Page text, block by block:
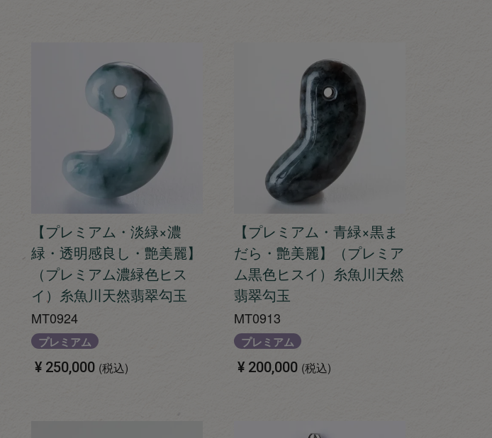
【プレミアム・淡緑×濃
緑・透明感良し・艶美麗】
（プレミアム濃緑色ヒス
イ）糸魚川天然翡翠勾玉
MT0924
プレミアム
¥ 250,000 税込
【プレミアム・青緑×黒ま
だら・艶美麗】（プレミア
ム黒色ヒスイ）糸魚川天然
翡翠勾玉
MT0913
プレミアム
¥ 200,000 税込